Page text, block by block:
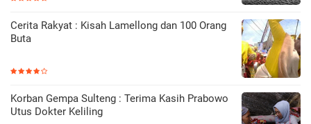
Cerita Rakyat : Kisah Lamellong dan 100 Orang
Buta
Korban Gempa Sulteng : Terima Kasih Prabowo
Utus Dokter Keliling